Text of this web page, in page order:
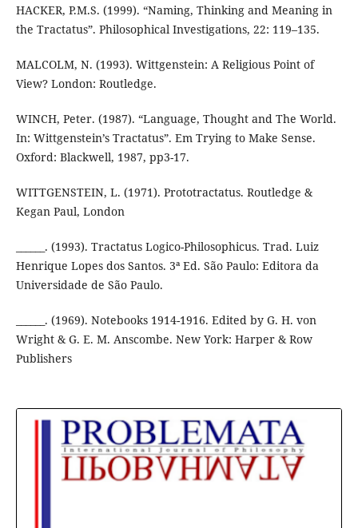
HACKER, P.M.S. (1999). “Naming, Thinking and Meaning in
the Tractatus”. Philosophical Investigations, 22: 119–135.
MALCOLM, N. (1993). Wittgenstein: A Religious Point of
View? London: Routledge.
WINCH, Peter. (1987). “Language, Thought and The World.
In: Wittgenstein’s Tractatus”. Em Trying to Make Sense.
Oxford: Blackwell, 1987, pp3-17.
WITTGENSTEIN, L. (1971). Prototractatus. Routledge &
Kegan Paul, London
______. (1993). Tractatus Logico-Philosophicus. Trad. Luiz
Henrique Lopes dos Santos. 3ª Ed. São Paulo: Editora da
Universidade de São Paulo.
______. (1969). Notebooks 1914-1916. Edited by G. H. von
Wright & G. E. M. Anscombe. New York: Harper & Row
Publishers